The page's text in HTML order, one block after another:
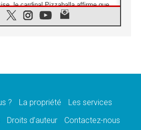
le cardinal Pizzaballa affirme que
veulent la paix»
de paix et de dignité humaine»
du Pape en Uruguay renforcera
affirme Mgr Tróccoli
? La propriété
Les services
Droits d’auteur Contactez-nous